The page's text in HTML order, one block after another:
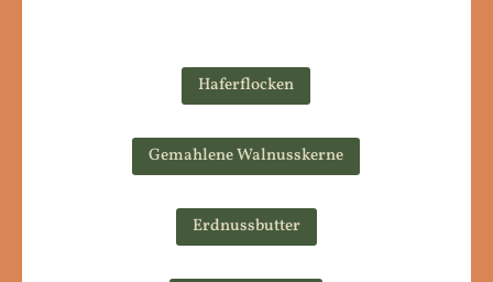
Haferflocken
Gemahlene Walnusskerne
Erdnussbutter